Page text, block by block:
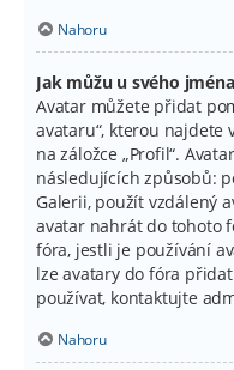
Nahoru
Jak můžu u svého
Avatar můžete přidat
avataru“, kterou najdete
na záložce „Profil“.
následujících způsobů:
Galerii, použít vzdálený
avatar nahrát do tohoto
fóra, jestli je používání
lze avatary do fóra
používat, kontaktujte
Nahoru